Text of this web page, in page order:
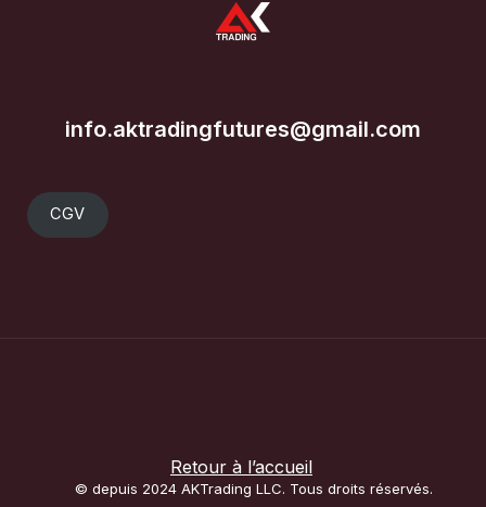
info.aktradingfutures@gmail.com
CGV
Retour à l’accueil
© depuis 2024 AKTrading LLC. Tous droits réservés.